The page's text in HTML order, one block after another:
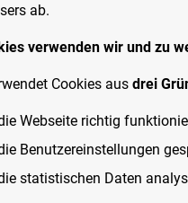
ab.
verwenden wir und zu
Cookies aus drei
Webseite richtig
Benutzereinstellungen
statistischen Daten